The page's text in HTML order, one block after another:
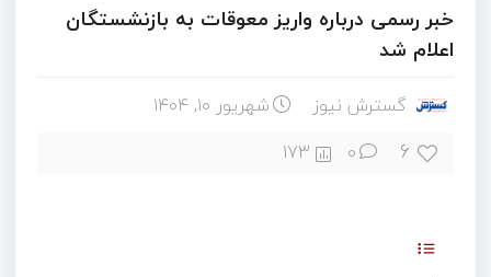
خبر رسمی درباره واریز معوقات به بازنشستگان
اعلام شد
گسترش نیوز شهریور ۱۰, ۱۴۰۴
6
0
173